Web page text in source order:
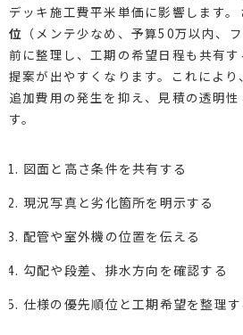
デッキ施工費平米単価に影響します
位 （メンテ少なめ、予算50万以内、
前に整理し、工期の希望日程も共有
提案が出やすくなります。これによ
追加費用の発生を抑え、見積の透明
す。
図面と高さ条件を共有する
現況写真と劣化箇所を明示する
配管や室外機の位置を伝える
勾配や段差、排水方向を確認する
仕様の優先順位と工期希望を整理す